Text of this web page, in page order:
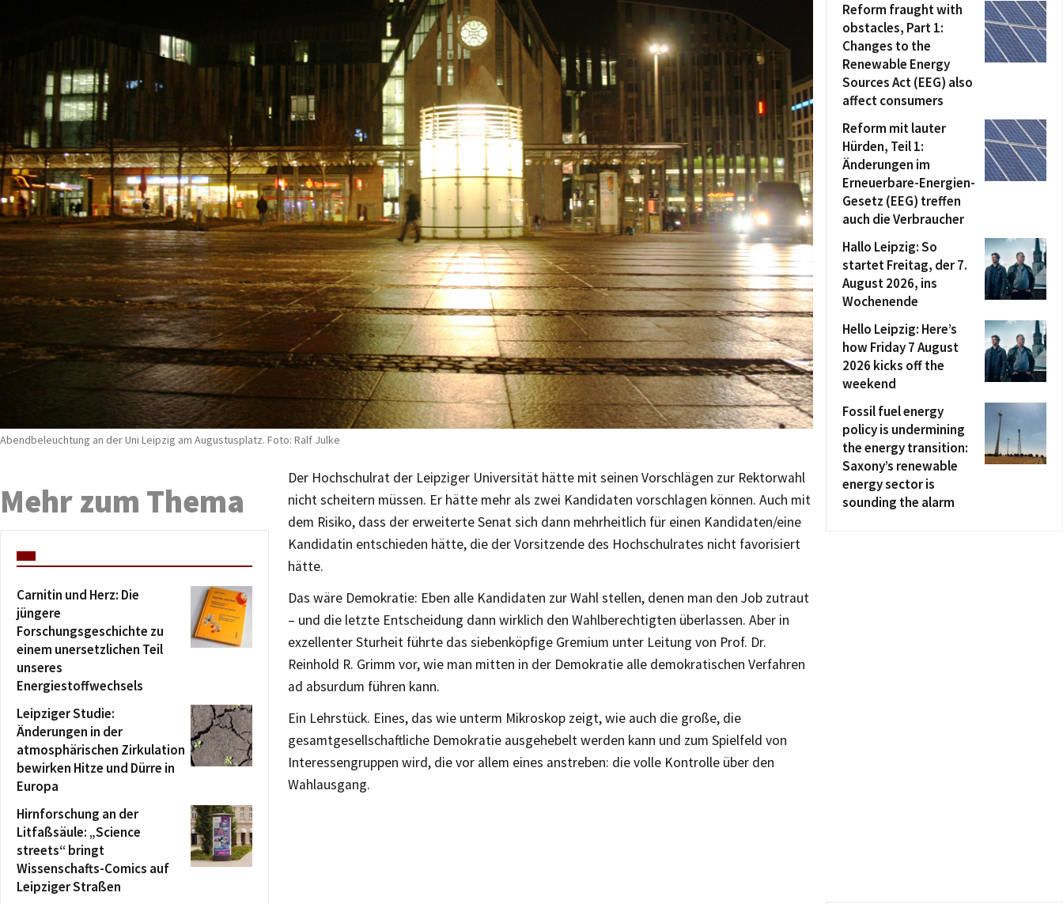
Abendbeleuchtung an der Uni Leipzig am Augustusplatz. Foto: Ralf Julke
Der Hochschulrat der Leipziger Universität hätte mit seinen Vorschlägen zur Rektorwahl
nicht scheitern müssen. Er hätte mehr als zwei Kandidaten vorschlagen können. Auch mit
dem Risiko, dass der erweiterte Senat sich dann mehrheitlich für einen Kandidaten/eine
Kandidatin entschieden hätte, die der Vorsitzende des Hochschulrates nicht favorisiert
hätte.
Das wäre Demokratie: Eben alle Kandidaten zur Wahl stellen, denen man den Job zutraut
– und die letzte Entscheidung dann wirklich den Wahlberechtigten überlassen. Aber in
exzellenter Sturheit führte das siebenköpfige Gremium unter Leitung von Prof. Dr.
Reinhold R. Grimm vor, wie man mitten in der Demokratie alle demokratischen Verfahren
ad absurdum führen kann.
Ein Lehrstück. Eines, das wie unterm Mikroskop zeigt, wie auch die große, die
gesamtgesellschaftliche Demokratie ausgehebelt werden kann und zum Spielfeld von
Interessengruppen wird, die vor allem eines anstreben: die volle Kontrolle über den
Wahlausgang.
Mehr zum Thema
Carnitin und Herz: Die
jüngere
Forschungsgeschichte zu
einem unersetzlichen Teil
unseres
Energiestoffwechsels
Leipziger Studie:
Änderungen in der
atmosphärischen Zirkulation
bewirken Hitze und Dürre in
Europa
Hirnforschung an der
Litfaßsäule: „Science
streets“ bringt
Wissenschafts-Comics auf
Leipziger Straßen
Reform fraught with
obstacles, Part 1:
Changes to the
Renewable Energy
Sources Act (EEG) also
affect consumers
Reform mit lauter
Hürden, Teil 1:
Änderungen im
Erneuerbare-Energien-
Gesetz (EEG) treffen
auch die Verbraucher
Hallo Leipzig: So
startet Freitag, der 7.
August 2026, ins
Wochenende
Hello Leipzig: Here’s
how Friday 7 August
2026 kicks off the
weekend
Fossil fuel energy
policy is undermining
the energy transition:
Saxony’s renewable
energy sector is
sounding the alarm